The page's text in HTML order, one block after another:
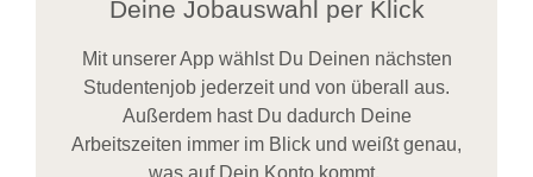
Deine Jobauswahl per Klick
Mit unserer App wählst Du Deinen nächsten
Studentenjob jederzeit und von überall aus.
Außerdem hast Du dadurch Deine
Arbeitszeiten immer im Blick und weißtgenau,
was auf Dein Konto kommt.